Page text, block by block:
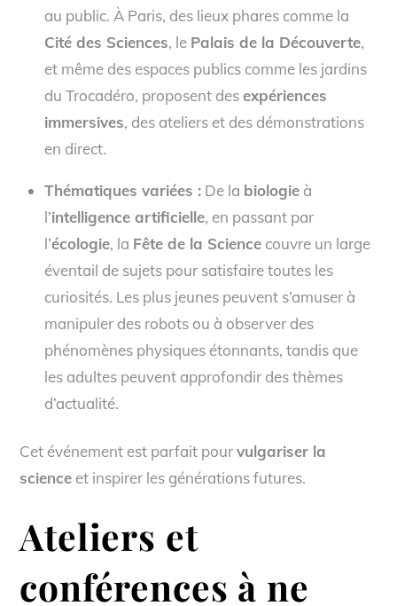
au public. À Paris, des lieux phares comme la
Cité des Sciences, le Palais de la Découverte,
et même des espaces publics comme les jardins
du Trocadéro, proposent desexpériences
immersives, des ateliers et des démonstrations
en direct.
Thématiques variées :De la biologieà
l’intelligence artificielle, en passant par
l’écologie, la Fête de la Sciencecouvre un large
éventail de sujets pour satisfaire toutes les
curiosités. Les plus jeunes peuvent s’amuser à
manipuler des robots ou à observer des
phénomènes physiques étonnants, tandis que
les adultes peuvent approfondir des thèmes
d’actualité.
Cet événement est parfait pourvulgariser la
science et inspirer les générations futures.
Ateliers et
conférences à ne